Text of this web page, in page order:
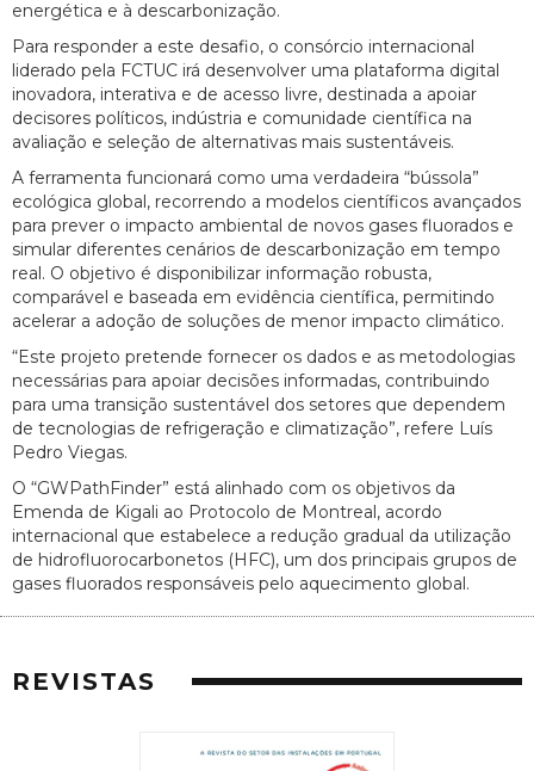
energética e à descarbonização.
Para responder a este desafio, o consórcio internacional
liderado pela FCTUC irá desenvolver uma plataforma digital
inovadora, interativa e de acesso livre, destinada a apoiar
decisores políticos, indústria e comunidade científica na
avaliação e seleção de alternativas mais sustentáveis.
A ferramenta funcionará como uma verdadeira “bússola”
ecológica global, recorrendo a modelos científicos avançados
para prever o impacto ambiental de novos gases fluorados e
simular diferentes cenários de descarbonização em tempo
real. O objetivo é disponibilizar informação robusta,
comparável e baseada em evidência científica, permitindo
acelerar a adoção de soluções de menor impacto climático.
“Este projeto pretende fornecer os dados e as metodologias
necessárias para apoiar decisões informadas, contribuindo
para uma transição sustentável dos setores que dependem
de tecnologias de refrigeração e climatização”, refere Luís
Pedro Viegas.
O “GWPathFinder” está alinhado com os objetivos da
Emenda de Kigali ao Protocolo de Montreal, acordo
internacional que estabelece a redução gradual da utilização
de hidrofluorocarbonetos (HFC), um dos principais grupos de
gases fluorados responsáveis pelo aquecimento global.
REVISTAS